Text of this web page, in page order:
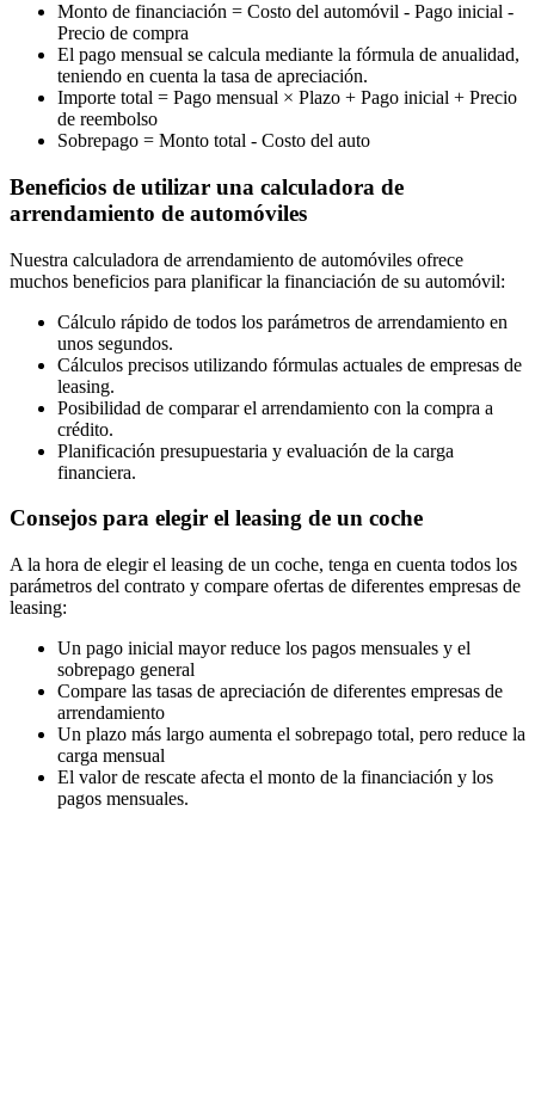
Monto de financiación = Costo del automóvil - Pago inicial -
Precio de compra
El pago mensual se calcula mediante la fórmula de anualidad,
teniendo en cuenta la tasa de apreciación.
Importe total = Pago mensual × Plazo + Pago inicial + Precio
de reembolso
Sobrepago = Monto total - Costo del auto
Beneficios de utilizar una calculadora de
arrendamiento de automóviles
Nuestra calculadora de arrendamiento de automóviles ofrece
muchos beneficios para planificar la financiación de su automóvil:
Cálculo rápido de todos los parámetros de arrendamiento en
unos segundos.
Cálculos precisos utilizando fórmulas actuales de empresas de
leasing.
Posibilidad de comparar el arrendamiento con la compra a
crédito.
Planificación presupuestaria y evaluación de la carga
financiera.
Consejos para elegir el leasing de un coche
A la hora de elegir el leasing de un coche, tenga en cuenta todos los
parámetros del contrato y compare ofertas de diferentes empresas de
leasing:
Un pago inicial mayor reduce los pagos mensuales y el
sobrepago general
Compare las tasas de apreciación de diferentes empresas de
arrendamiento
Un plazo más largo aumenta el sobrepago total, pero reduce la
carga mensual
El valor de rescate afecta el monto de la financiación y los
pagos mensuales.